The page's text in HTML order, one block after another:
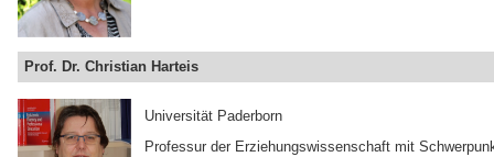
Prof. Dr. Christian Harteis
Universität Paderborn
Professur der Erziehungswissenschaft mit